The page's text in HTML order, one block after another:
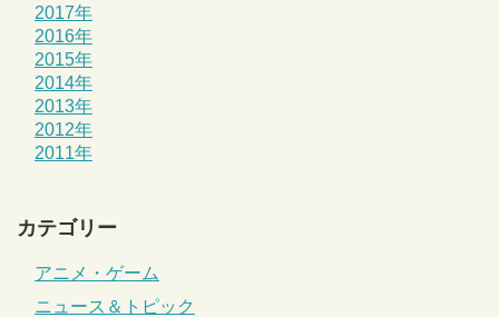
2017年
2016年
2015年
2014年
2013年
2012年
2011年
カテゴリー
アニメ・ゲーム
ニュース＆トピック